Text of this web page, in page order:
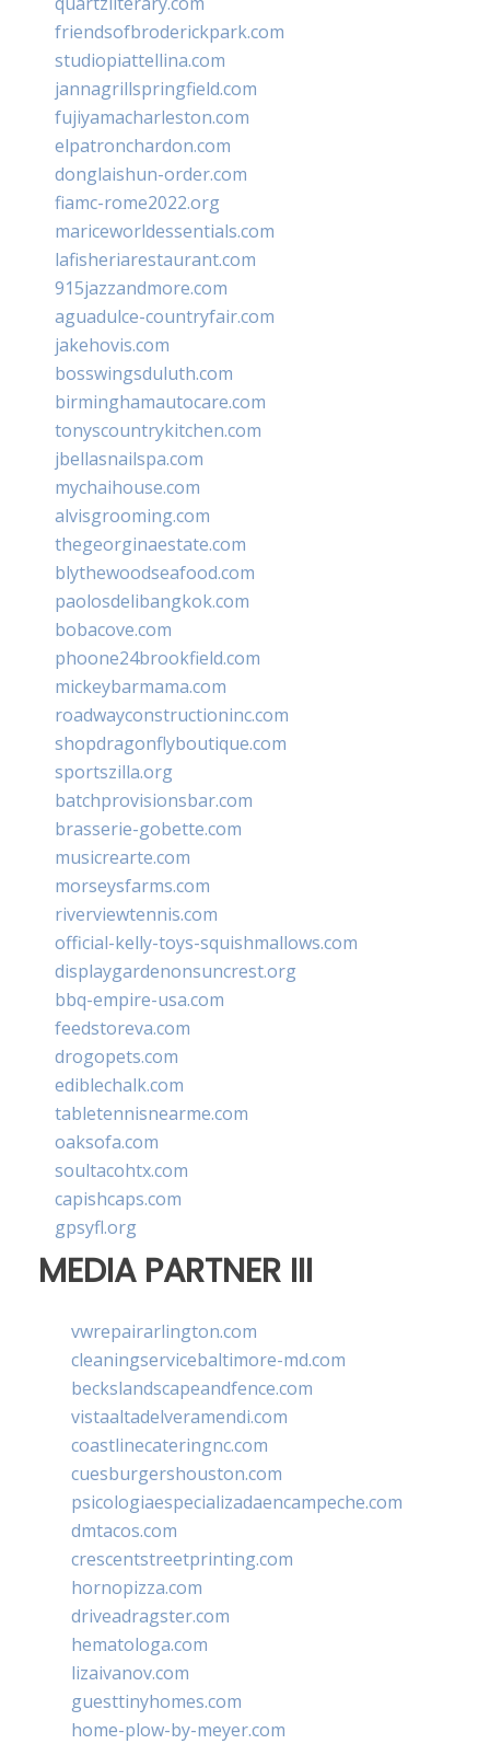
friendsofbroderickpark.com
studiopiattellina.com
jannagrillspringfield.com
fujiyamacharleston.com
elpatronchardon.com
donglaishun-order.com
fiamc-rome2022.org
mariceworldessentials.com
lafisheriarestaurant.com
915jazzandmore.com
aguadulce-countryfair.com
jakehovis.com
bosswingsduluth.com
birminghamautocare.com
tonyscountrykitchen.com
jbellasnailspa.com
mychaihouse.com
alvisgrooming.com
thegeorginaestate.com
blythewoodseafood.com
paolosdelibangkok.com
bobacove.com
phoone24brookfield.com
mickeybarmama.com
roadwayconstructioninc.com
shopdragonflyboutique.com
sportszilla.org
batchprovisionsbar.com
brasserie-gobette.com
musicrearte.com
morseysfarms.com
riverviewtennis.com
official-kelly-toys-squishmallows.com
displaygardenonsuncrest.org
bbq-empire-usa.com
feedstoreva.com
drogopets.com
ediblechalk.com
tabletennisnearme.com
oaksofa.com
soultacohtx.com
capishcaps.com
gpsyfl.org
MEDIA PARTNER III
vwrepairarlington.com
cleaningservicebaltimore-md.com
beckslandscapeandfence.com
vistaaltadelveramendi.com
coastlinecateringnc.com
cuesburgershouston.com
psicologiaespecializadaencampeche.com
dmtacos.com
crescentstreetprinting.com
hornopizza.com
driveadragster.com
hematologa.com
lizaivanov.com
guesttinyhomes.com
home-plow-by-meyer.com